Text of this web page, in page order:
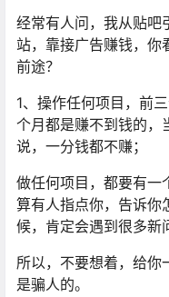
经常有人问，我从贴吧
站，靠接广告赚钱，你
前途？
1、操作任何项目，前
个月都是赚不到钱的，
说，一分钱都不赚；
做任何项目，都要有一
算有人指点你，告诉你
候，肯定会遇到很多新
所以，不要想着，给你
是骗人的。